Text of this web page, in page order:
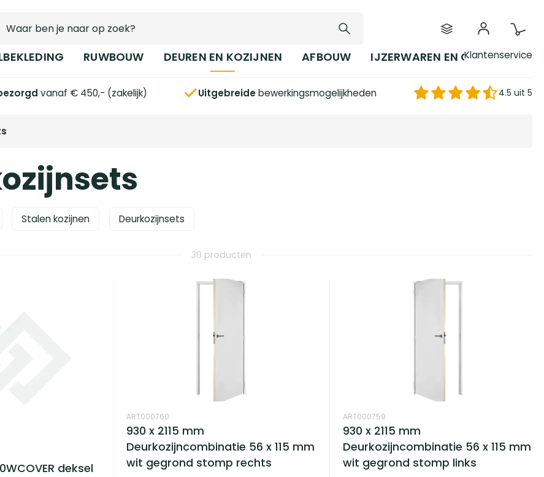
RUWBOUW DEUREN EN KOZIJNEN AFBOUW IJZERWAREN EN GEREEDSCHAP
Klantenservice
vanaf € 450,- (zakelijk) Uitgebreidebewerkingsmogelijkheden 4.5 uit 5
Stalen kozijnen Deurkozijnsets
30 producten
deksel
ART000760
930 x 2115 mm
Deurkozijncombinatie 56 x 115 mm
wit gegrond stomp rechts
ART000759
930 x 2115 mm
Deurkozijncombinatie 56 x 115 mm
wit gegrond stomp links